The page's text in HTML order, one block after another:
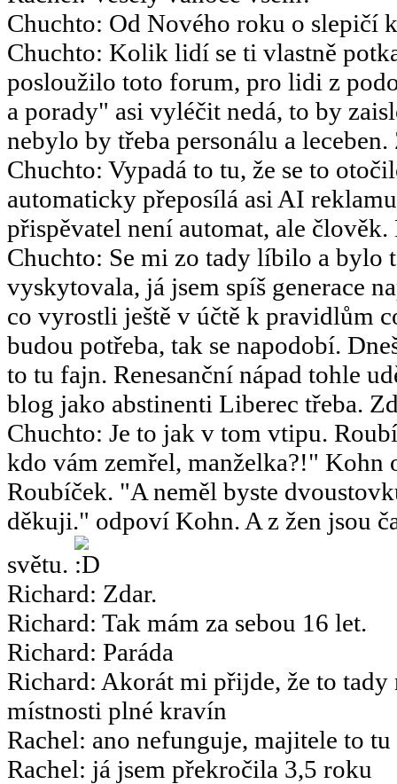
Chuchto: Od Nového roku o slepičí
Chuchto: Kolik lidí se ti vlastně
posloužilo toto forum, pro lidi z
a porady" asi vyléčit nedá, to by
nebylo by třeba personálu a
Chuchto: Vypadá to tu, že se to
automaticky přeposílá asi AI
přispěvatel není automat, ale
Chuchto: Se mi zo tady líbilo a bylo
vyskytovala, já jsem spíš generace
co vyrostli ještě v účtě k pravidlům
budou potřeba, tak se napodobí.
to tu fajn. Renesanční nápad tohle
blog jako abstinenti Liberec třeba.
Chuchto: Je to jak v tom vtipu.
kdo vám zemřel, manželka?!"
Roubíček. "A neměl byste
děkuji." odpoví Kohn. A z žen jsou
světu.
Richard: Zdar.
Richard: Tak mám za sebou 16 let.
Richard: Paráda
Richard: Akorát mi přijde, že to tady
místnosti plné kravín
Rachel: ano nefunguje, majitele to
Rachel: já jsem překročila 3,5 roku